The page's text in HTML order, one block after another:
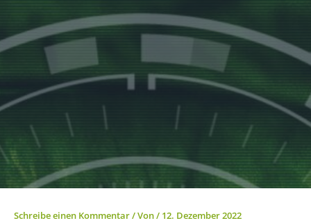
Schreibe einen Kommentar/ Von/ 12. Dezember 2022